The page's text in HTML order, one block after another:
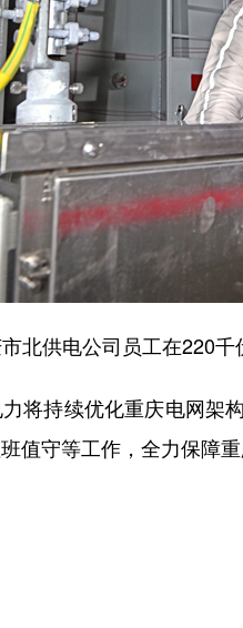
北供电公司员工在220
持续优化重庆电网架
值守等工作，全力保障